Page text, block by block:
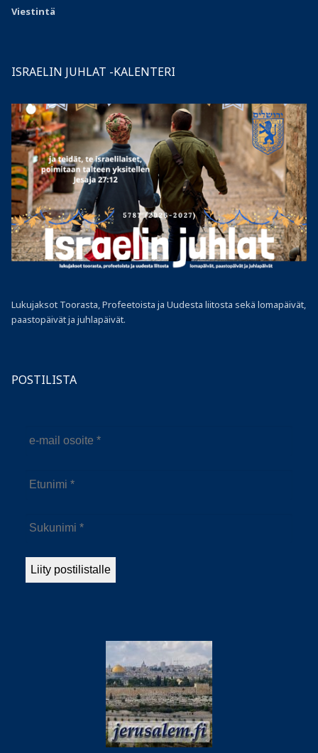
Viestintä
ISRAELIN JUHLAT -KALENTERI
Lukujaksot Toorasta, Profeetoista ja Uudesta liitosta sekä lomapäivät,
paastopäivät ja juhlapäivät.
POSTILISTA